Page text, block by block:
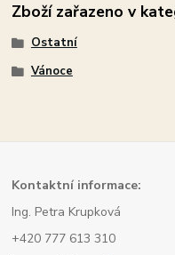
Zboží zařazeno v
Ostatní
Vánoce
Kontaktní informace:
Ing. Petra Krupková
+420 777 613 310